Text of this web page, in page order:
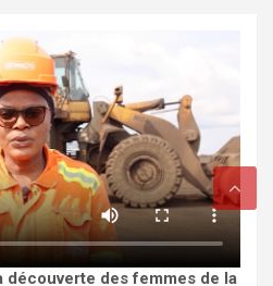
découverte des femmes de la